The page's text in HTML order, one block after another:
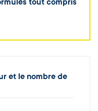
tout compris
et le nombre de